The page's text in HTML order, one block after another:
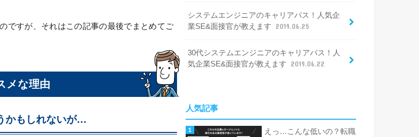
ですが、それはこの記事の最後でまとめてご
メな理由
かもしれないが…
システムエンジニアのキャリアパス！人気企
業SE&面接官が教えます
2019.06.25
30代システムエンジニアのキャリアパス！人
気企業SE&面接官が教えます
2019.06.22
人気記事
えっ…こんな低いの？転職